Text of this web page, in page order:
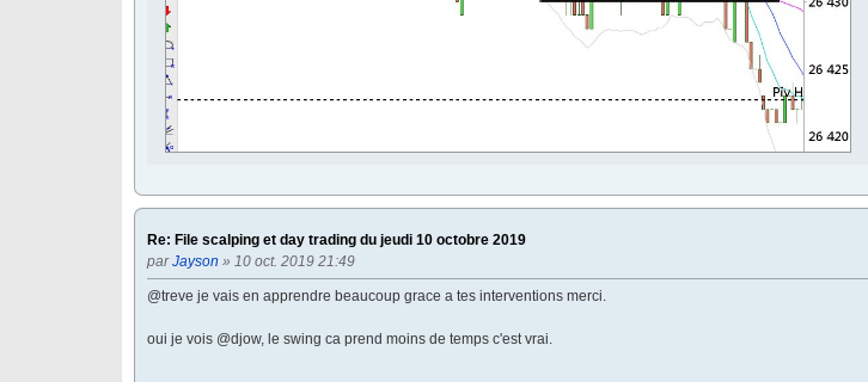
Re: File scalping et day trading du jeudi 10 octobre 2019
parJayson » 10 oct. 2019 21:49
@treve je vais en apprendre beaucoup grace a tes interventions merci.
oui je vois @djow, le swing ca prend moins de temps c'est vrai.